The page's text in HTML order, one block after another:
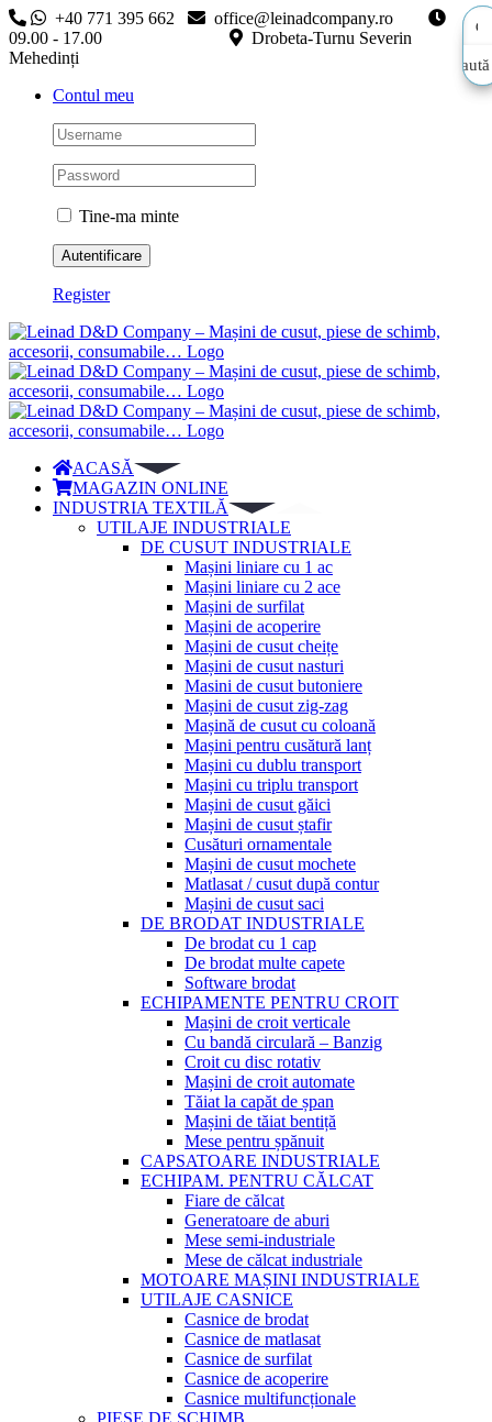
Skip
to
content
+40 771 395 662
office@leinadcompany.ro
09.00 - 17.00
Drobeta-Turnu Severin
Mehedinți
Contul meu
Tine-ma minte
Register
ACASĂ
MAGAZIN ONLINE
INDUSTRIA TEXTILĂ
UTILAJE INDUSTRIALE
DE CUSUT INDUSTRIALE
Mașini liniare cu 1 ac
Mașini liniare cu 2 ace
Mașini de surfilat
Mașini de acoperire
Mașini de cusut cheițe
Mașini de cusut nasturi
Masini de cusut butoniere
Mașini de cusut zig-zag
Mașină de cusut cu coloană
Mașini pentru cusătură lanț
Mașini cu dublu transport
Mașini cu triplu transport
Mașini de cusut găici
Mașini de cusut ștafir
Cusături ornamentale
Mașini de cusut mochete
Matlasat / cusut după contur
Mașini de cusut saci
DE BRODAT INDUSTRIALE
De brodat cu 1 cap
De brodat multe capete
Software brodat
ECHIPAMENTE PENTRU CROIT
Mașini de croit verticale
Cu bandă circulară – Banzig
Croit cu disc rotativ
Mașini de croit automate
Tăiat la capăt de șpan
Mașini de tăiat bentiță
Mese pentru șpănuit
CAPSATOARE INDUSTRIALE
ECHIPAM. PENTRU CĂLCAT
Fiare de călcat
Generatoare de aburi
Mese semi-industriale
Mese de călcat industriale
MOTOARE MAȘINI INDUSTRIALE
UTILAJE CASNICE
Casnice de brodat
Casnice de matlasat
Casnice de surfilat
Casnice de acoperire
Casnice multifuncționale
PIESE DE SCHIMB
Caută
Caută